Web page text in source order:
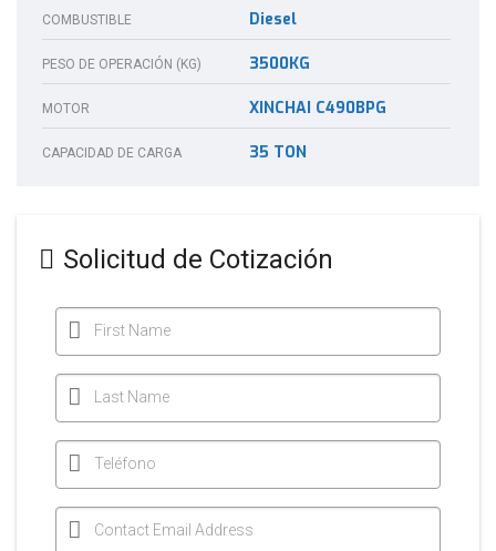
COMBUSTIBLE Diesel
PESO DE OPERACIÓN (KG) 3500KG
MOTOR XINCHAI C490BPG
CAPACIDAD DE CARGA 35 TON
Solicitud de Cotización
First Name
Last Name
Teléfono
Contact Email Address